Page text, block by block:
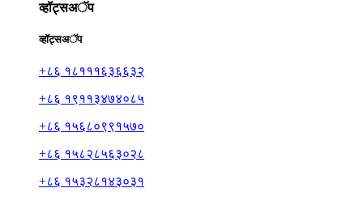
व्हॉट्सअॅप
व्हॉट्सअॅप
+८६ १८१११६३६६३२
+८६ १९११३४७४०८५
+८६ १५६८०९९१५७०
+८६ १५८२८५६३०२८
+८६ १५३२८१४३०३१